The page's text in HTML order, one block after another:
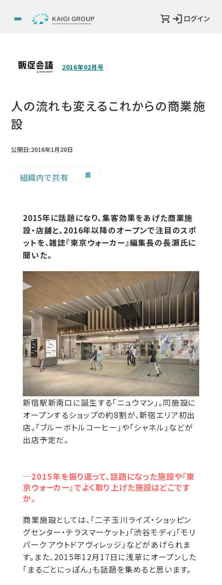
ログイン
2016年02月号
人の流れも変えるこれからの商業施
設
公開日:2016年1月20日
組織内で共有
2015年に話題になり、集客効果をあげた商業施
設・店舗と、2016年以降のオープンで注目のスポ
ットを、雑誌『東京ウォーカー』編集長の長瀬氏に
聞いた。
新宿駅新南口に誕生する「ニュウマン」。同施設に
オープンするショップの約8割が、新宿エリア初出
店。「ブルーボトルコーヒー」や「シャネル」などが
出店予定だ。
─2015年を振り返って、話題になった施設や『東
京ウォーカー』でよく取り上げた施設はどこです
か。
商業施設としては、「二子玉川ライズ・ショッピン
グセンター・テラスマーケット」「渋谷モディ」「モリ
パーク アウトドアヴィレッジ」などがあげられま
す。また、2015年12月17日に浅草にオープンした
「まるごとにっぽん」も話題を集めると思います。